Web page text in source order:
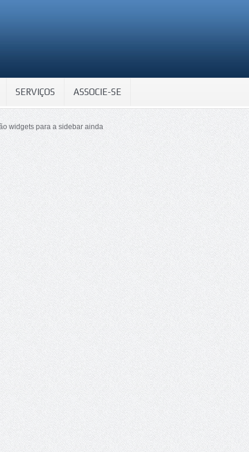
SERVIÇOS ASSOCIE-SE
widgets para a sidebar ainda